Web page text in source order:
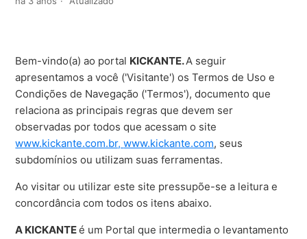
Bem-vindo(a) ao portal KICKANTE.A seguir
apresentamos a você ('Visitante') os Termos de Uso e
Condições de Navegação ('Termos'), documento que
relaciona as principais regras que devem ser
observadas por todos que acessam o site
www.kickante.com.br,www.kickante.com, seus
subdomínios ou utilizam suas ferramentas.
Ao visitar ou utilizar este site pressupõe-se a leitura e
concordância com todos os itens abaixo.
A KICKANTEé um Portal que intermedia o levantamento